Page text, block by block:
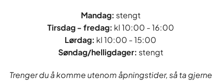
Mandag: stengt
Tirsdag - fredag: kl 10:00 - 16:00
Lørdag: kl 10:00 - 15:00
Søndag/helligdager: stengt
Trenger du å komme utenom åpningstider, så ta gjerne